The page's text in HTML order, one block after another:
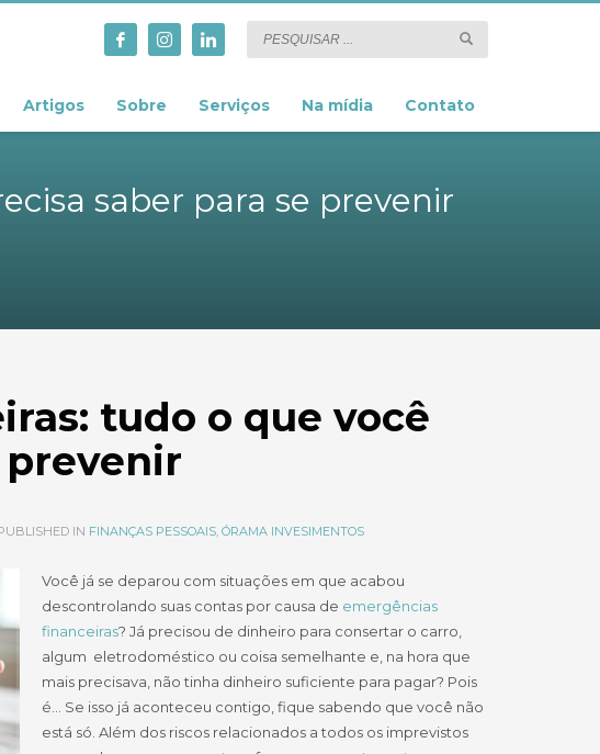
Artigos Sobre Serviços Na mídia Contato
saber para se prevenir
tudo o que você
prevenir
IN FINANÇAS PESSOAIS, ÓRAMA INVESIMENTOS
Você já se deparou com situações em que acabou
descontrolando suas contas por causa de emergências
financeiras? Já precisou de dinheiro para consertar o carro,
algum eletrodoméstico ou coisa semelhante e, na hora que
mais precisava, não tinha dinheiro suficiente para pagar? Pois
é… Se isso já aconteceu contigo, fique sabendo que você não
está só. Além dos riscos relacionados a todos os imprevistos